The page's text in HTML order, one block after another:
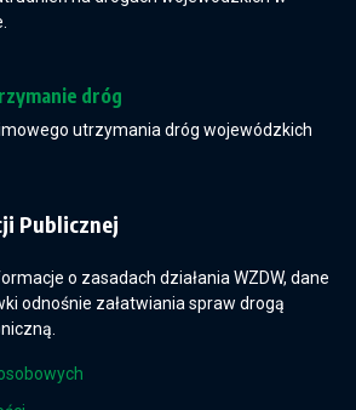
dróg
utrzymania dróg wojewódzkich
Publicznej
o zasadach działania WZDW, dane
odnośnie załatwiania spraw drogą